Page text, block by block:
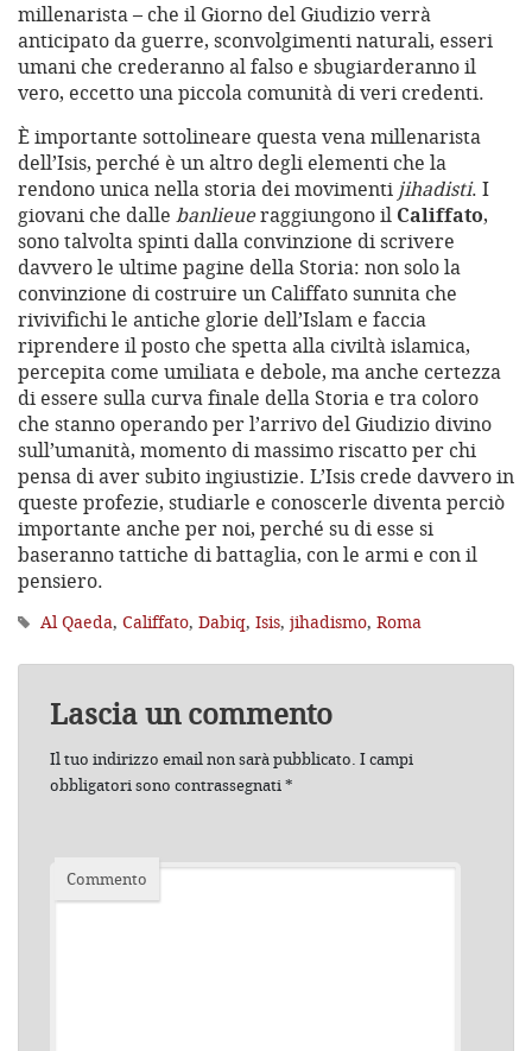
millenarista – che il Giorno del Giudizio verrà
anticipato da guerre, sconvolgimenti naturali, esseri
umani che crederanno al falso e sbugiarderanno il
vero, eccetto una piccola comunità di veri credenti.
È importante sottolineare questa vena millenarista
dell’Isis, perché è un altro degli elementi che la
rendono unica nella storia dei movimenti jihadisti. I
giovani che dalle banlieueraggiungono il Califfato,
sono talvolta spinti dalla convinzione di scrivere
davvero le ultime pagine della Storia: non solo la
convinzione di costruire un Califfato sunnita che
rivivifichi le antiche glorie dell’Islam e faccia
riprendere il posto che spetta alla civiltà islamica,
percepita come umiliata e debole, ma anche certezza
di essere sulla curva finale della Storia e tra coloro
che stanno operando per l’arrivo del Giudizio divino
sull’umanità, momento di massimo riscatto per chi
pensa di aver subito ingiustizie. L’Isis crede davvero in
queste profezie, studiarle e conoscerle diventa perciò
importante anche per noi, perché su di esse si
baseranno tattiche di battaglia, con le armi e con il
pensiero.
Al Qaeda, Califfato, Dabiq, Isis, jihadismo, Roma
Lascia un commento
Il tuo indirizzo email non sarà pubblicato. I campi
obbligatori sono contrassegnati*
Commento